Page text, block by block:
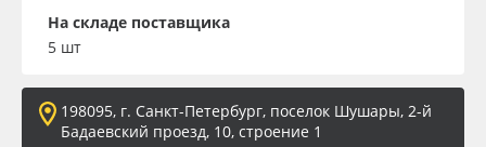
На складе поставщика
5 шт
198095, г. Санкт-Петербург, поселок Шушары, 2-й
Бадаевский проезд, 10, строение 1